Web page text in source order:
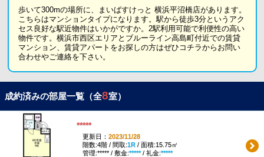
歩いて300mの場所に、まいばすけっと 横浜平沼橋店があります。
こちらはマンションタイプになります。駅から徒歩3分というアク
セス良好な駅近物件はいかがですか。2駅利用可能で利便性の高い
物件です。横浜市西区エリアとブルーライン高島町付近での賃貸
マンション、賃貸アパートをお探しの方はぜひコチラからお問い
合わせやご連絡を下さい。
成約済みの部屋一覧（全8室）
*****
更新日： 2023/11/28
階数:4階 / 間取:1R/ 面積:15.75㎡
管理:***** / 敷金:*****/ 礼金:*****